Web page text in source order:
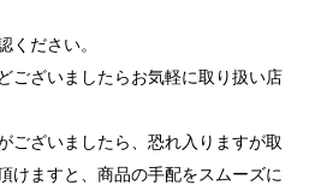
ください。
ございましたらお気軽に取り扱い店
ございましたら、恐れ入りますが取
けますと、商品の手配をスムーズに